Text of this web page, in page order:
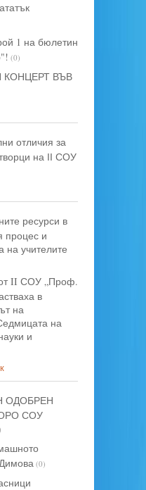
1 на бюлетин
(0)
КОНЦЕРТ ВЪВ
отличия за
на ІІ СОУ
ресурси в
процес и
на учителите
II СОУ „Проф.
в
на
на
и
ОДОБРЕН
СОУ
(0)